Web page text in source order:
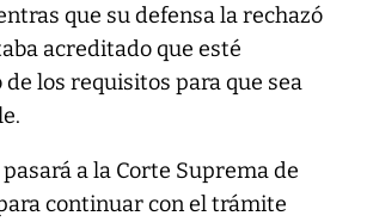
que su defensa la rechazó
acreditado que esté
los requisitos para que sea
a la Corte Suprema de
continuar con el trámite